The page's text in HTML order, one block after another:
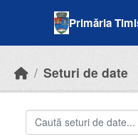
Primăria
Seturi de date